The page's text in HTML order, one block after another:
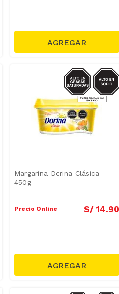
SODIO/GRASAS-
SAT
Margarina Dorina Clásica
450g
Precio Online S/ 14.90